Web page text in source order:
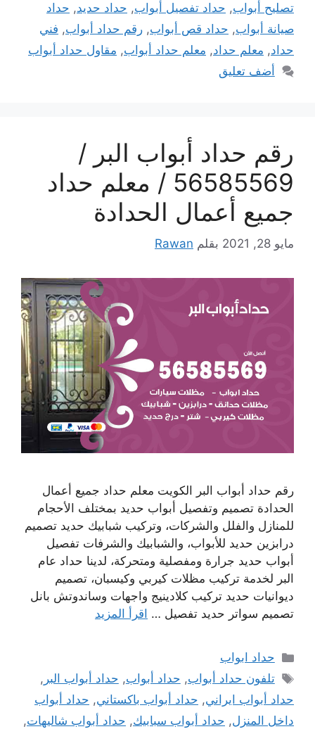
تصليح أبواب, حداد تفصيل أبواب, حداد حديد, حداد
صيانة أبواب, حداد قص أبواب, رقم حداد أبواب, فني
حداد, معلم حداد, معلم حداد أبواب, مقاول حداد أبواب
أضف تعليق
رقم حداد أبواب البر /
56585569 / معلم حداد
جميع أعمال الحدادة
مايو 28, 2021 بقلم Rawan
رقم حداد أبواب البر الكويت معلم حداد جميع أعمال
الحدادة تصميم وتفصيل أبواب حديد بمختلف الأحجام
للمنازل والفلل والشركات، وتركيب شبابيك حديد تصميم
درابزين حديد للأبواب، والشبابيك والشرفات تفصيل
أبواب حديد جرارة ومفصلية ومتحركة، لدينا حداد عام
البر لخدمة تركيب مظلات كيربي وكيسبان، تصميم
ديوانيات حديد تركيب كلادينيج واجهات وساندوتش بانل
تصميم سواتر حديد تفصيل … اقرأ المزيد
التصنيفات
حداد ابواب
الوسوم
تلفون حداد أبواب, حداد أبواب, حداد أبواب البر ,
حداد أبواب ايراني, حداد أبواب باكستاني, حداد أبواب
داخل المنزل, حداد أبواب سبابيك, حداد أبواب شاليهات,